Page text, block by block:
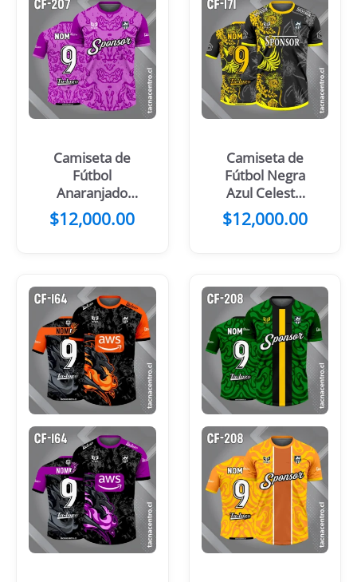
Camiseta de
Fútbol
Anaranjado
con Mangas y
Manchas
$12,000.00
Camiseta de
Fútbol Negra
Azul Celeste
con Flores
$12,000.00